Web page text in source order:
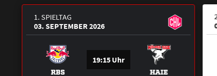
1. SPIELTAG
03. SEPTEMBER 2026
RBS
19:15 Uhr
HAIE